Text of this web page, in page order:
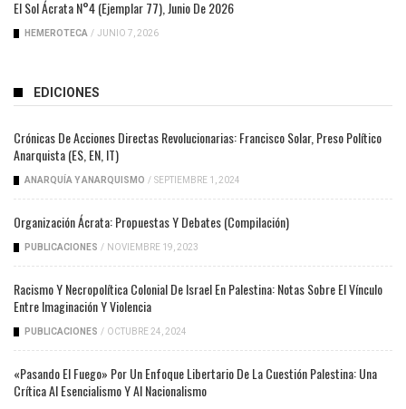
El Sol Ácrata N°4 (ejemplar 77), Junio De 2026
HEMEROTECA / JUNIO 7, 2026
EDICIONES
Crónicas De Acciones Directas Revolucionarias: Francisco Solar, Preso Político
Anarquista (ES, EN, IT)
ANARQUÍA Y ANARQUISMO / SEPTIEMBRE 1, 2024
Organización Ácrata: Propuestas Y Debates (compilación)
PUBLICACIONES / NOVIEMBRE 19, 2023
Racismo Y Necropolítica Colonial De Israel En Palestina: Notas Sobre El Vínculo
Entre Imaginación Y Violencia
PUBLICACIONES / OCTUBRE 24, 2024
«Pasando El Fuego» Por Un Enfoque Libertario De La Cuestión Palestina: Una
Crítica Al Esencialismo Y Al Nacionalismo